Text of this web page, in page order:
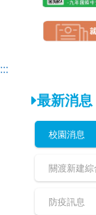
:::
最新消息
校園消息
關渡新建
防疫訊息